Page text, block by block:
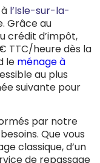
à l’Isle-sur-la-
Grâce au
crédit d’impôt,
TTC/heure dès la
le ménage à
au plus
suivante pour
par notre
Que vous
classique, d’un
de repassage